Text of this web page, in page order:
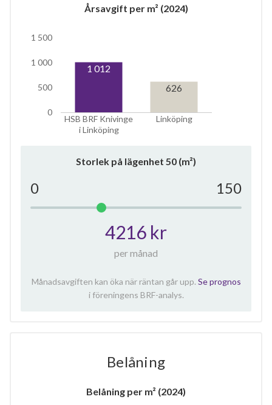
Årsavgift per m² (2024)
HSB BRF Knivinge
i Linköping
Linköping
0
500
1 000
1 500
1 012
626
Storlek på lägenhet 50 (m²)
0 150
4216 kr
per månad
Månadsavgiften kan öka när räntan går upp. Se prognos
i föreningens BRF-analys.
Belåning
Belåning per m² (2024)